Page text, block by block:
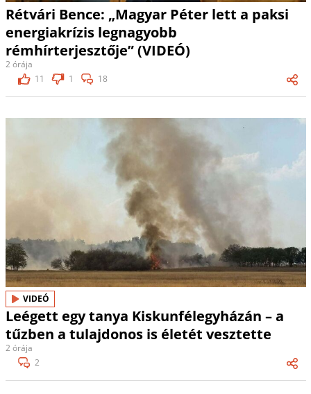
Rétvári Bence: „Magyar Péter lett a paksi
energiakrízis legnagyobb
rémhírterjesztője” (VIDEÓ)
2 órája
11
1 18
VIDEÓ
Leégett egy tanya Kiskunfélegyházán – a
tűzben a tulajdonos is életét vesztette
2 órája
2